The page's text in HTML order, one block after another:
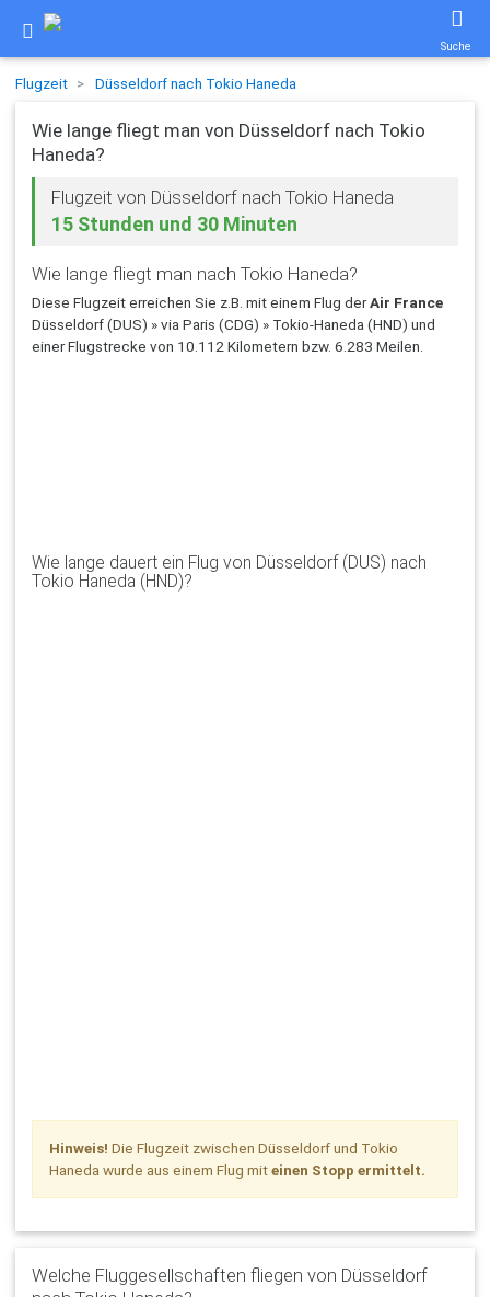
Suche
Flugzeit Düsseldorf nach Tokio Haneda
Wie lange fliegt man von Düsseldorf nach Tokio
Haneda?
Flugzeit von Düsseldorf nach Tokio Haneda
15 Stunden und 30 Minuten
Wie lange fliegt man nach Tokio Haneda?
Diese Flugzeit erreichen Sie z.B. mit einem Flug derAir France
Düsseldorf (DUS) » via Paris (CDG) » Tokio-Haneda (HND) und
einer Flugstrecke von 10.112 Kilometern bzw. 6.283 Meilen.
Wie lange dauert ein Flug von Düsseldorf (DUS) nach
Tokio Haneda (HND)?
Hinweis! Die Flugzeit zwischen Düsseldorf und Tokio
Haneda wurde aus einem Flug miteinen Stopp ermittelt.
Welche Fluggesellschaften fliegen von Düsseldorf